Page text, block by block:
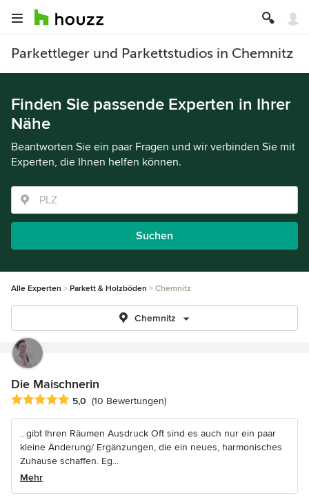
Parkettleger und Parkettstudios in Chemnitz
Finden Sie passende Experten in Ihrer
Nähe
Beantworten Sie ein paar Fragen und wir verbinden Sie mit
Experten, die Ihnen helfen können.
Suchen
Alle Experten Parkett & Holzböden Chemnitz
Chemnitz
Die Maischnerin
Durchschnittliche Bewertung: 5 von 5 Sternen
5,0 (10 Bewertungen)
...gibt Ihren Räumen Ausdruck Oft sind es auch nur ein paar
kleine Änderung/ Ergänzungen, die ein neues, harmonisches
Zuhause schaffen. Eg...
Mehr